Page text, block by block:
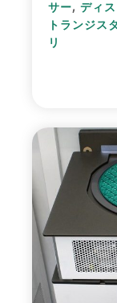
サー, ディ
トランジスタ
リ